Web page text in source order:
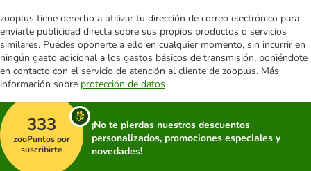
zooplus tiene derecho a utilizar tu dirección de correo electrónico para
enviarte publicidad directa sobre sus propios productos o servicios
similares. Puedes oponerte a ello en cualquier momento, sin incurrir en
ningún gasto adicional a los gastos básicos de transmisión, poniéndote
en contacto con el servicio de atención al cliente de zooplus. Más
información sobre protección de datos
333
zooPuntos por
suscribirte
¡No te pierdas nuestros descuentos
personalizados, promociones especiales y
novedades!